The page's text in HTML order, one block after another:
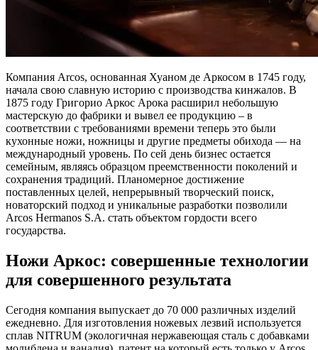
Компания Arcos, основанная Хуаном де Аркосом в 1745 году,
начала свою славную историю с производства кинжалов. В
1875 году Григорио Аркос Арока расширил небольшую
мастерскую до фабрики и вывел ее продукцию – в
соответствии с требованиями времени теперь это были
кухонные ножи, ножницы и другие предметы обихода — на
международный уровень. По сей день бизнес остается
семейным, являясь образцом преемственности поколений и
сохранения традиций. Планомерное достижение
поставленных целей, непрерывный творческий поиск,
новаторский подход и уникальные разработки позволили
Arcos Hermanos S.A. стать объектом гордости всего
государства.
Ножи Аркос: совершенные технологии
для совершенного результата
Сегодня компания выпускает до 70 000 различных изделий
ежедневно. Для изготовления ножевых лезвий используется
сплав NITRUM (экологичная нержавеющая сталь с добавками